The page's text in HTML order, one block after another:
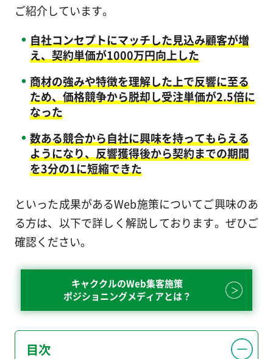
ご紹介しています。
自社コンセプトにマッチした見込み顧客が増
え、契約単価が1000万円向上した
商材の強みや特徴を理解した上で反響に至る
ため、価格競争から脱却し受注単価が2.5倍に
なった
数ある競合から自社に興味を持ってもらえる
ようになり、反響獲得後から契約までの期間
を3分の1に短縮できた
といった成果があるWeb施策についてご興味のあ
る方は、以下で詳しく解説しております。ぜひご
確認ください。
キャククルのWeb集客施策
ポジショニングメディアとは？
目次